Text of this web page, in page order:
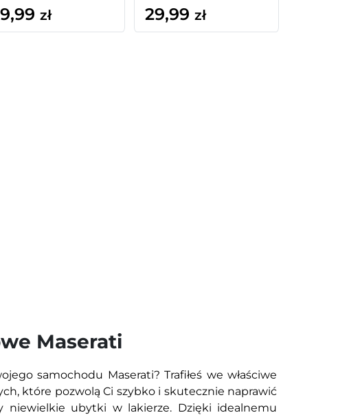
zł 29,99 zł
Maserati
samochodu Maserati? Trafiłeś we właściwe
które pozwolą Ci szybko i skutecznie naprawić
niewielkie ubytki w lakierze. Dzięki idealnemu